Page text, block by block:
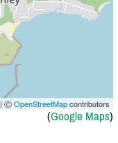
| ⒸOpenStreetMapcontributors
(Google Maps)